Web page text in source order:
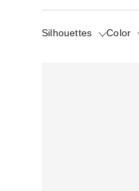
Silhouettes Color